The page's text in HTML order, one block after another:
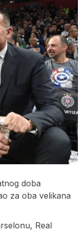
doba
za oba velikana
Real